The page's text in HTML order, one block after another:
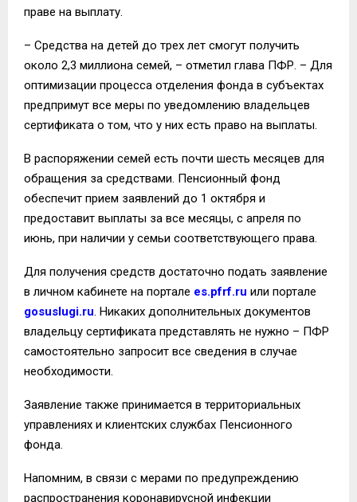
праве на выплату.
– Средства на детей до трех лет смогут получить
около 2,3 миллиона семей, – отметил глава ПФР. – Для
оптимизации процесса отделения фонда в субъектах
предпримут все меры по уведомлению владельцев
сертификата о том, что у них есть право на выплаты.
В распоряжении семей есть почти шесть месяцев для
обращения за средствами. Пенсионный фонд
обеспечит прием заявлений до 1 октября и
предоставит выплаты за все месяцы, с апреля по
июнь, при наличии у семьи соответствующего права.
Для получения средств достаточно подать заявление
в личном кабинете на портале es.pfrf.ru или портале
gosuslugi.ru. Никаких дополнительных документов
владельцу сертификата представлять не нужно – ПФР
самостоятельно запросит все сведения в случае
необходимости.
Заявление также принимается в территориальных
управлениях и клиентских службах Пенсионного
фонда.
Напомним, в связи с мерами по предупреждению
распространения коронавирусной инфекции